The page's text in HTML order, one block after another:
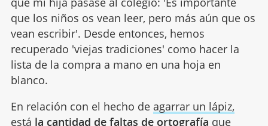
que los niños os vean leer, pero más aún que os
vean escribir'. Desde entonces, hemos
recuperado 'viejas tradiciones' como hacer la
lista de la compra a mano en una hoja en
blanco.
En relación con el hecho de agarrar un lápiz,
está la cantidad de faltas de ortografía que